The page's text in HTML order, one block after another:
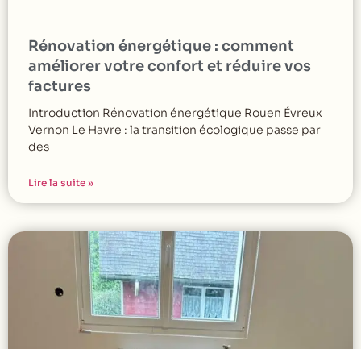
Rénovation énergétique : comment
améliorer votre confort et réduire vos
factures
Introduction Rénovation énergétique Rouen Évreux
Vernon Le Havre : la transition écologique passe par
des
Lire la suite »